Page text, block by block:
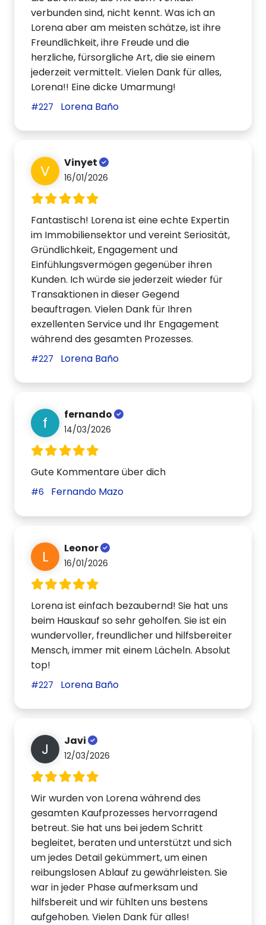
verbunden sind, nicht kennt. Was ich an
Lorena aber am meisten schätze, ist ihre
Freundlichkeit, ihre Freude und die
herzliche, fürsorgliche Art, die sie einem
jederzeit vermittelt. Vielen Dank für alles,
Lorena!! Eine dicke Umarmung!
#227 Lorena Baño
V Vinyet
16/01/2026
Fantastisch! Lorena ist eine echte Expertin
im Immobiliensektor und vereint Seriosität,
Gründlichkeit, Engagement und
Einfühlungsvermögen gegenüber ihren
Kunden. Ich würde sie jederzeit wieder für
Transaktionen in dieser Gegend
beauftragen. Vielen Dank für Ihren
exzellenten Service und Ihr Engagement
während des gesamten Prozesses.
#227 Lorena Baño
f fernando
14/03/2026
Gute Kommentare über dich
#6 Fernando Mazo
L Leonor
16/01/2026
Lorena ist einfach bezaubernd! Sie hat uns
beim Hauskauf so sehr geholfen. Sie ist ein
wundervoller, freundlicher und hilfsbereiter
Mensch, immer mit einem Lächeln. Absolut
top!
#227 Lorena Baño
J Javi
12/03/2026
Wir wurden von Lorena während des
gesamten Kaufprozesses hervorragend
betreut. Sie hat uns bei jedem Schritt
begleitet, beraten und unterstützt und sich
um jedes Detail gekümmert, um einen
reibungslosen Ablauf zu gewährleisten. Sie
war in jeder Phase aufmerksam und
hilfsbereit und wir fühlten uns bestens
aufgehoben. Vielen Dank für alles!